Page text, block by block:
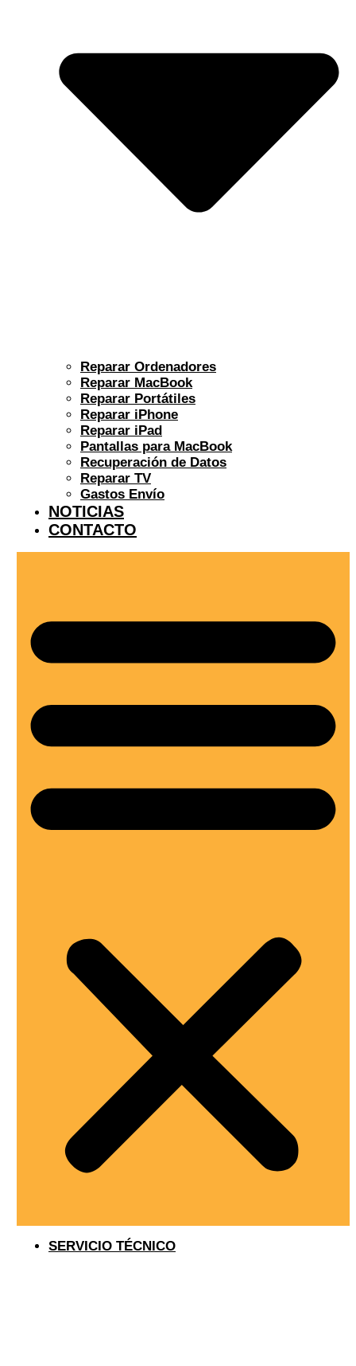
Reparar Ordenadores
Reparar MacBook
Reparar Portátiles
Reparar iPhone
Reparar iPad
Pantallas para MacBook
Recuperación de Datos
Reparar TV
Gastos Envío
NOTICIAS
CONTACTO
SERVICIO TÉCNICO